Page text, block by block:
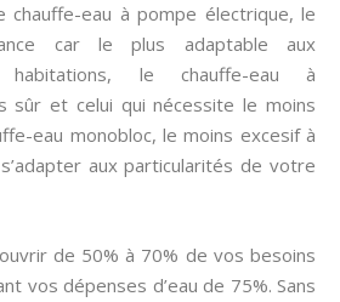
eau à pompe électrique, le
car le plus adaptable aux
habitations, le chauffe-eau à
sûr et celui qui nécessite le moins
eau monobloc, le moins excesif à
aux particularités de votre
de 50% à 70% de vos besoins
vos dépenses d’eau de 75%. Sans